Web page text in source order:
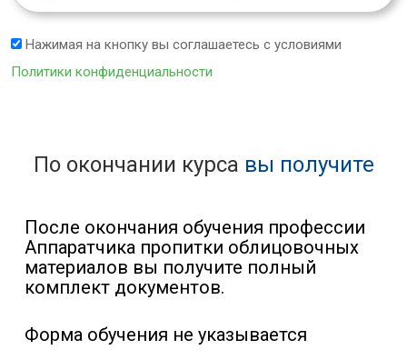
Нажимая на кнопку вы соглашаетесь с условиями
Политики конфиденциальности
По окончании курса вы получите
После окончания обучения профессии
Аппаратчика пропитки облицовочных
материалов вы получите полный
комплект документов.
Форма обучения не указывается